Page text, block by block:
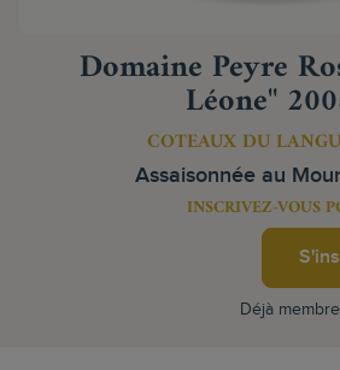
Domaine Peyre
Léone"
COTEAUX DU
Assaisonnée au
INSCRIVEZ-VOUS
Déjà